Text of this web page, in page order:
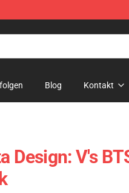
Blog Kontakt
Design: V's